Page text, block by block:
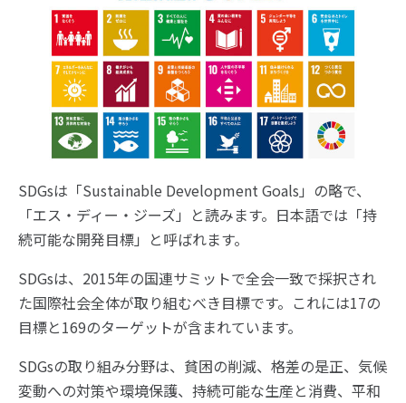
SDGsは「Sustainable Development Goals」の略で、
「エス・ディー・ジーズ」と読みます。日本語では「持
続可能な開発目標」と呼ばれます。
SDGsは、2015年の国連サミットで全会一致で採択され
た国際社会全体が取り組むべき目標です。これには17の
目標と169のターゲットが含まれています。
SDGsの取り組み分野は、貧困の削減、格差の是正、気候
変動への対策や環境保護、持続可能な生産と消費、平和